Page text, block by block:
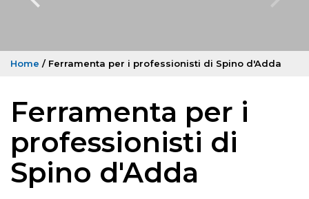
Home / Ferramenta per i professionisti di Spino d'Adda
Ferramenta per i
professionisti di
Spino d'Adda